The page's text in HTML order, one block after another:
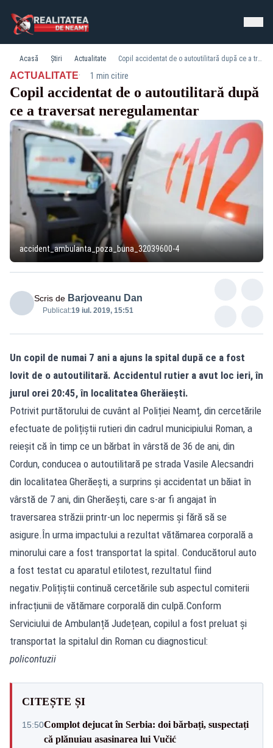
Acasă Știri Actualitate Copil accidentat de o autoutilitară după ce a traversat neregulamentar
ACTUALITATE· 1 min citire
Copil accidentat de o autoutilitară după
ce a traversat neregulamentar
accident_ambulanta_poza_buna_32039600-4
Scris de Barjoveanu Dan
Publicat:19 iul. 2019, 15:51
Un copil de numai 7 ani a ajuns la spital după ce a fost
lovit de o autoutilitară. Accidentul rutier a avut loc ieri, în
jurul orei 20:45, în localitatea Gherăiești.
Potrivit purtătorului de cuvânt al Poliției Neamț, din cercetările
efectuate de polițiștii rutieri din cadrul municipiului Roman, a
reieșit că în timp ce un bărbat în vârstă de 36 de ani, din
Cordun, conducea o autoutilitară pe strada Vasile Alecsandri
din localitatea Gherăești, a surprins și accidentat un băiat în
vârstă de 7 ani, din Gherăești, care s-ar fi angajat în
traversarea străzii printr-un loc nepermis și fără să se
asigure.În urma impactului a rezultat vătămarea corporală a
minorului care a fost transportat la spital. Conducătorul auto
a fost testat cu aparatul etilotest, rezultatul fiind
negativ.Polițiștii continuă cercetările sub aspectul comiterii
infracțiunii de vătămare corporală din culpă.Conform
Serviciului de Ambulanță Județean, copilul a fost preluat și
transportat la spitalul din Roman cu diagnosticul:
policontuzii
CITEȘTE ȘI
15:50Complot dejucat în Serbia: doi bărbați, suspectați
că plănuiau asasinarea lui Vučić